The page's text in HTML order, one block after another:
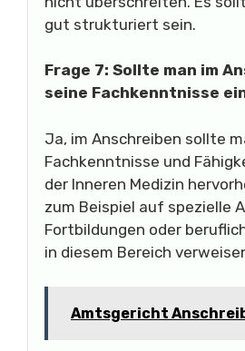
gut strukturiert sein.
Frage 7: Sollte man im
seine Fachkenntnisse
Ja, im Anschreiben sollte
Fachkenntnisse und
der Inneren Medizin
zum Beispiel auf spezielle
Fortbildungen oder
in diesem Bereich
Amtsgericht